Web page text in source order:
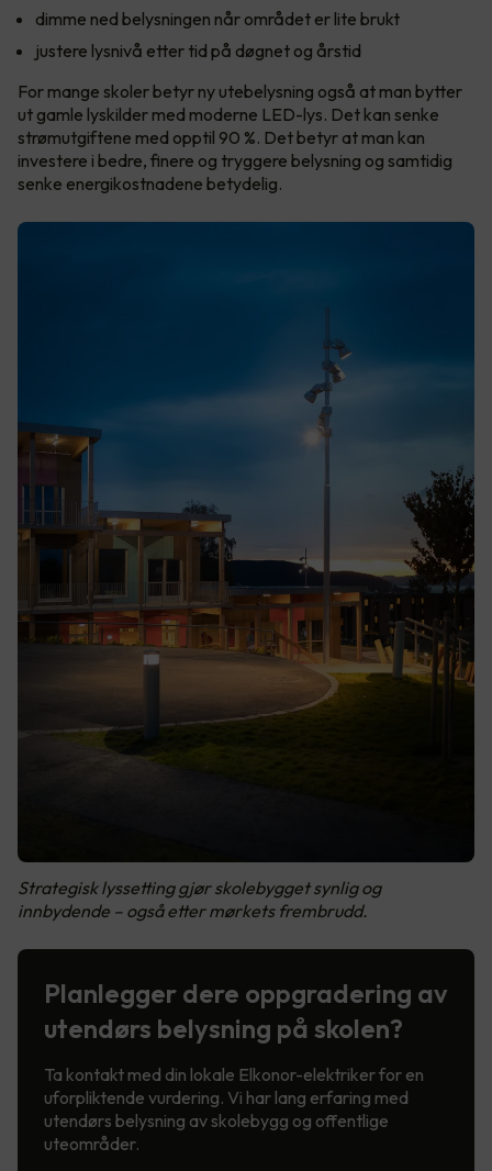
dimme ned belysningen når området er lite brukt
justere lysnivå etter tid på døgnet og årstid
For mange skoler betyr ny utebelysning også at man bytter
ut gamle lyskilder med moderne LED-lys. Det kan senke
strømutgiftene med opptil 90 %. Det betyr at man kan
investere i bedre, finere og tryggere belysning og samtidig
senke energikostnadene betydelig.
Strategisk lyssetting gjør skolebygget synlig og
innbydende – også etter mørkets frembrudd.
Planlegger dere oppgradering av
utendørs belysning på skolen?
Ta kontakt med din lokale Elkonor-elektriker for en
uforpliktende vurdering. Vi har lang erfaring med
utendørs belysning av skolebygg og offentlige
uteområder.